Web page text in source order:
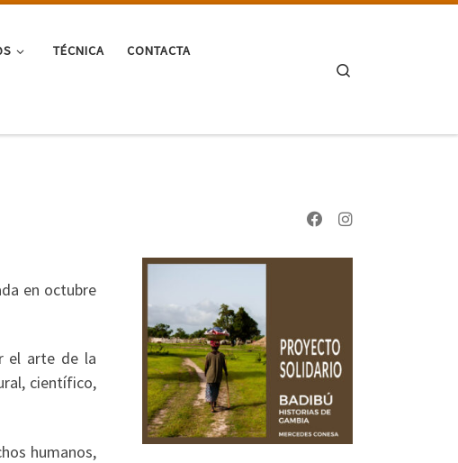
TÉCNICA CONTACTA
en octubre
el arte de la
científico,
humanos,